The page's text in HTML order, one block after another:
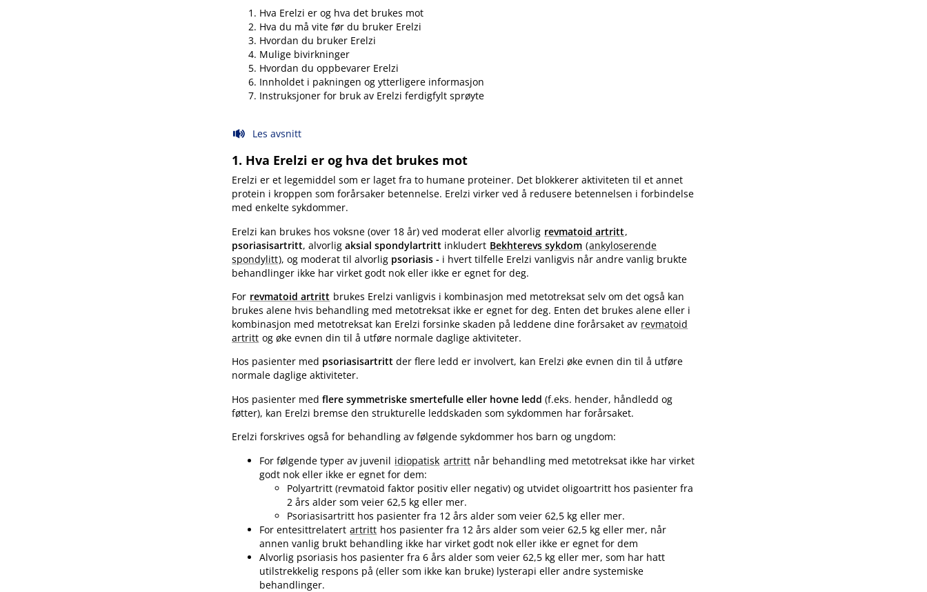
Hva Erelzi er og hva det brukes mot
Hva du må vite før du bruker Erelzi
Hvordan du bruker Erelzi
Mulige bivirkninger
Hvordan du oppbevarer Erelzi
Innholdet i pakningen og ytterligere informasjon
Instruksjoner for bruk av Erelzi ferdigfylt sprøyte
Les avsnitt
1. Hva Erelzi er og hva det brukes mot
Erelzi er et legemiddel som er laget fra to humane proteiner. Det blokkerer aktiviteten til et annet
protein i kroppen som forårsaker betennelse. Erelzi virker ved å redusere betennelsen i forbindelse
med enkelte sykdommer.
Erelzi kan brukes hos voksne (over 18 år) ved moderat eller alvorlig revmatoid artritt,
psoriasisartritt, alvorligaksial spondylartritt inkludert Bekhterevs sykdom (ankyloserende
spondylitt), og moderat til alvorlig psoriasis - i hvert tilfelle Erelzi vanligvis når andre vanlig brukte
behandlinger ikke har virket godt nok eller ikke er egnet for deg.
For revmatoid artritt brukes Erelzi vanligvis i kombinasjon med metotreksat selv om det også kan
brukes alene hvis behandling med metotreksat ikke er egnet for deg. Enten det brukes alene eller i
kombinasjon med metotreksat kan Erelzi forsinke skaden på leddene dine forårsaket av revmatoid
artritt og øke evnen din til å utføre normale daglige aktiviteter.
Hos pasienter med psoriasisartrittder flere ledd er involvert, kan Erelzi øke evnen din til å utføre
normale daglige aktiviteter.
Hos pasienter medflere symmetriske smertefulle eller hovne ledd(f.eks. hender, håndledd og
føtter), kan Erelzi bremse den strukturelle leddskaden som sykdommen har forårsaket.
Erelzi forskrives også for behandling av følgende sykdommer hos barn og ungdom:
For følgende typer av juvenil idiopatisk artritt når behandling med metotreksat ikke har virket
godt nok eller ikke er egnet for dem:
Polyartritt (revmatoid faktor positiv eller negativ) og utvidet oligoartritt hos pasienter fra
2 års alder som veier 62,5 kg eller mer.
Psoriasisartritt hos pasienter fra 12 års alder som veier 62,5 kg eller mer.
For entesittrelatert artritt hos pasienter fra 12 års alder som veier 62,5 kg eller mer, når
annen vanlig brukt behandling ikke har virket godt nok eller ikke er egnet for dem
Alvorlig psoriasis hos pasienter fra 6 års alder som veier 62,5 kg eller mer, som har hatt
utilstrekkelig respons på (eller som ikke kan bruke) lysterapi eller andre systemiske
behandlinger.